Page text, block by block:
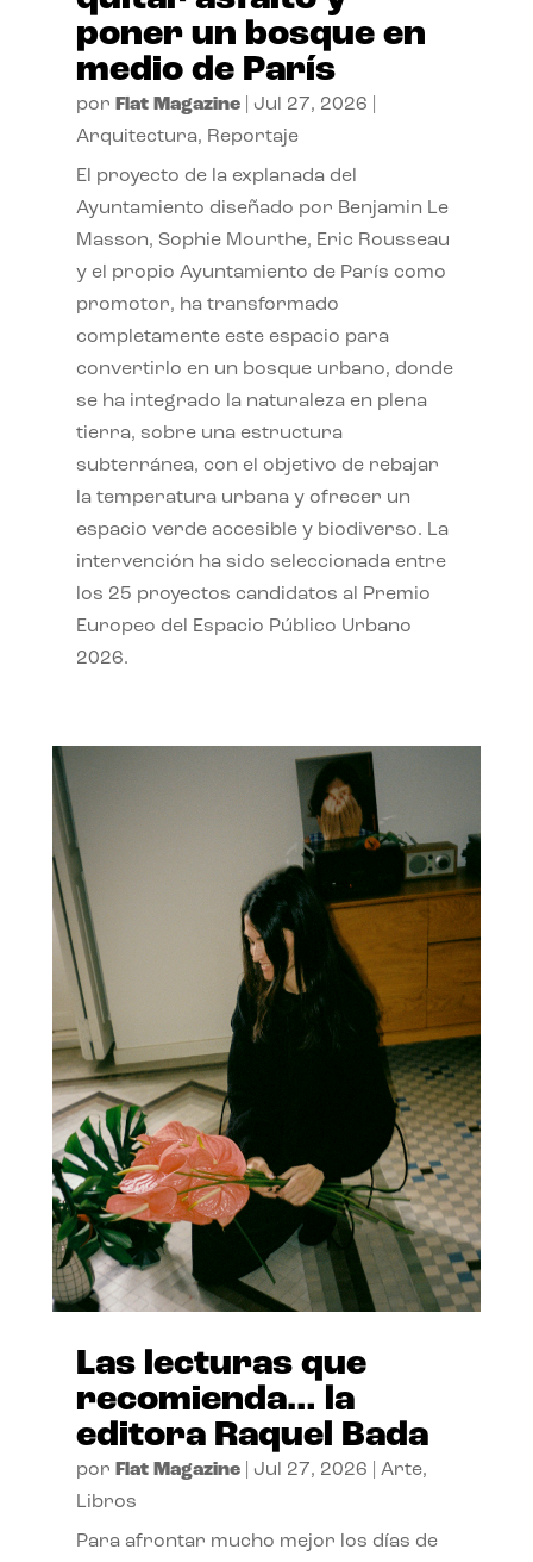
poner un bosque en
medio de París
por Flat Magazine| Jul 27, 2026
Arquitectura, Reportaje
El proyecto de la explanada del
Ayuntamiento diseñado por Benjamin Le
Masson, Sophie Mourthe, Eric Rousseau
y el propio Ayuntamiento de París como
promotor, ha transformado
completamente este espacio para
convertirlo en un bosque urbano, donde
se ha integrado la naturaleza en plena
tierra, sobre una estructura
subterránea, con el objetivo de rebajar
la temperatura urbana y ofrecer un
espacio verde accesible y biodiverso. La
intervención ha sido seleccionada entre
los 25 proyectos candidatos al Premio
Europeo del Espacio Público Urbano
2026.
Las lecturas que
recomienda… la
editora Raquel Bada
por Flat Magazine| Jul 27, 2026 Arte,
Libros
Para afrontar mucho mejor los días de